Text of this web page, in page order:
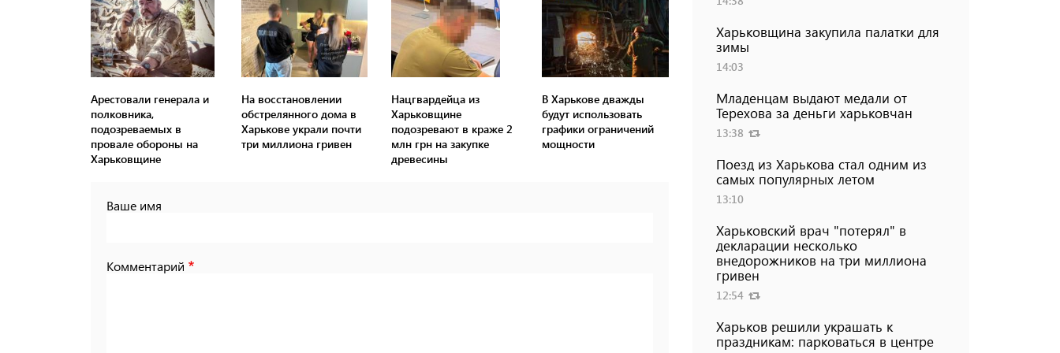
Арестовали генерала и
полковника,
подозреваемых в
провале обороны на
Харьковщине
На восстановлении
обстрелянного дома в
Харькове украли почти
три миллиона гривен
Нацгвардейца из
Харьковщине
подозревают в краже 2
млн грн на закупке
древесины
В Харькове дважды
будут использовать
графики ограничений
мощности
Ваше имя
Комментарий
Харьковщина закупила палатки для
зимы
14:03
Младенцам выдают медали от
Терехова за деньги харьковчан
13:38
Поезд из Харькова стал одним из
самых популярных летом
13:10
Харьковский врач "потерял" в
декларации несколько
внедорожников на три миллиона
гривен
12:54
Харьков решили украшать к
праздникам: парковаться в центре